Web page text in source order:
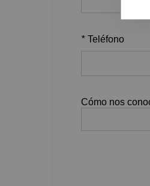
* Teléfono
Cómo nos